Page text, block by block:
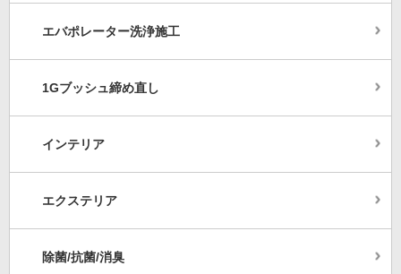
エバポレーター洗浄施工
1Gブッシュ締め直し
インテリア
エクステリア
除菌/抗菌/消臭